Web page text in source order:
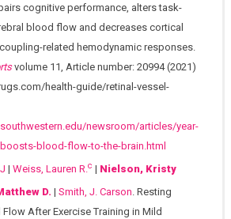
cognitive performance, alters task-
blood flow and decreases cortical
related hemodynamic responses.
volume 11, Article number: 20994 (2021)
health-guide/retinal-vessel-
newsroom/articles/year-
blood-flow-to-the-brain.html
| Weiss, Lauren R.c | Nielson, Kristy
D. | Smith, J. Carson. Resting
After Exercise Training in Mild